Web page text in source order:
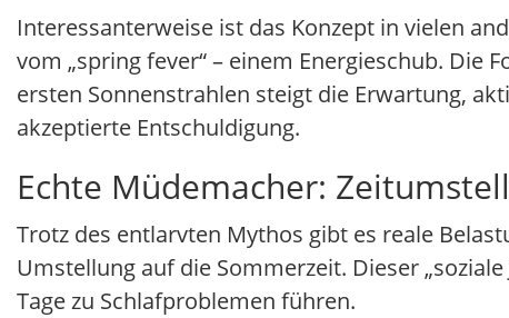
Interessanterweise ist das Konzept in vielen
vom „spring fever“ – einem Energieschub. Die
ersten Sonnenstrahlen steigt die Erwartung,
akzeptierte Entschuldigung.
Echte Müdemacher:
Trotz des entlarvten Mythos gibt es reale
Umstellung auf die Sommerzeit. Dieser
Tage zu Schlafproblemen führen.